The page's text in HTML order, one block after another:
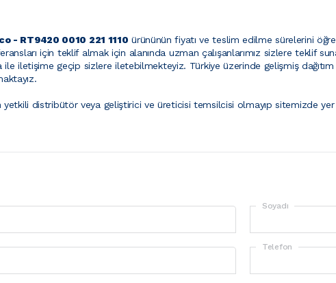
- RT9420 0010 221 1110 ürününün fiyatı ve teslim edilme sürelerini
için teklif almak için alanında uzman çalışanlarımız sizlere teklif
iletişime geçip sizlere iletebilmekteyiz. Türkiye üzerinde gelişmiş
yetkili distribütör veya geliştirici ve üreticisi temsilcisi olmayıp sitemizde
Soyadı
Telefon